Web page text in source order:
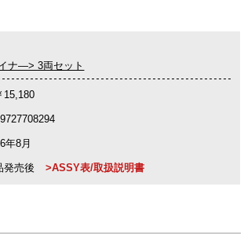
ナ―> 3両セット
15,180
年8月
発売後 >ASSY表/取扱説明書